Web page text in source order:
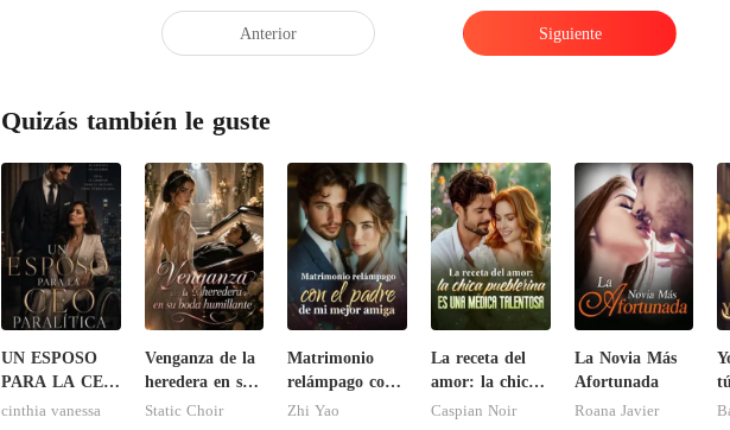
Anterior Siguiente
Quizás también le guste
UN ESPOSO
PARA LA CEO
PARALITICA
cinthia vanessa
Venganza de la
heredera en su
boda
Static Choir
Matrimonio
relámpago con
el padre de mi
Zhi Yao
La receta del
amor: la chica
pueblerina es
Caspian Noir
La Novia Más
Afortunada
Roana Javier